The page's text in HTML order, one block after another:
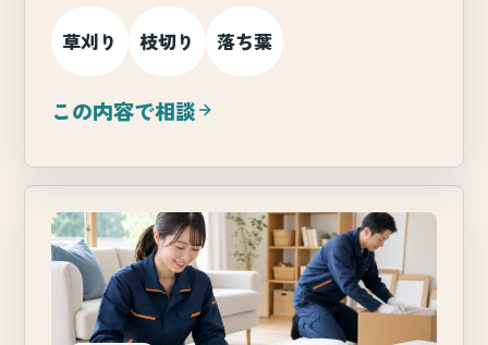
草刈り 枝切り 落ち葉
この内容で相談